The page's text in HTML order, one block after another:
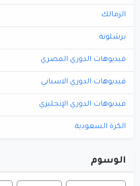
الزمالك
برشلونة
فيديوهات الدوري المصري
فيديوهات الدوري الاسباني
فيديوهات الدوري الإنجليزي
الكرة السعودية
الوسوم